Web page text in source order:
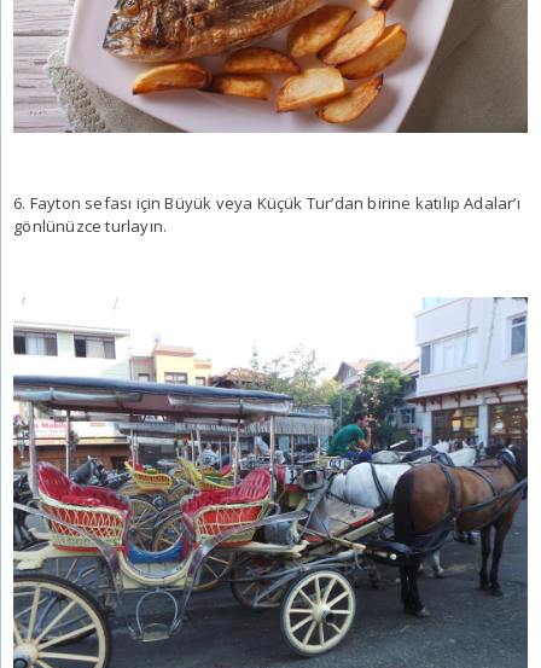
6. Fayton sefası için Büyük veya Küçük Tur’dan birine katılıp Adalar’ı
gönlünüzce turlayın.